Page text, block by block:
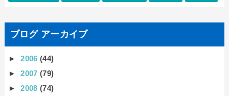
ブログ アーカイブ
►2006(44)
►2007(79)
►2008(74)